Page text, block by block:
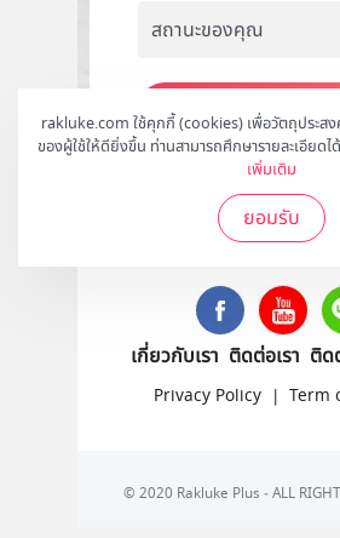
rakluke.com ใช้คุกกี้ (cookies) เพื่อวัตถุประส
ของผู้ใช้ให้ดียิ่งขึ้น ท่านสามารถศึกษารายละเอียดไ
เพิ่มเติม
ยอมรับ
สมัคร
ติดตามเราได้ที่
เกี่ยวกับเรา ติดต่อเรา ติด
Privacy Policy | Term
© 2020 Rakluke Plus - ALL